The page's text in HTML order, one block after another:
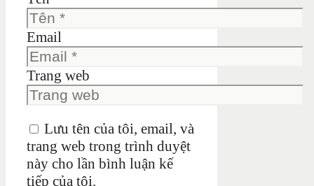
Email
Trang web
Lưu tên của tôi, email, và
trang web trong trình duyệt
này cho lần bình luận kế
tiếp của tôi.